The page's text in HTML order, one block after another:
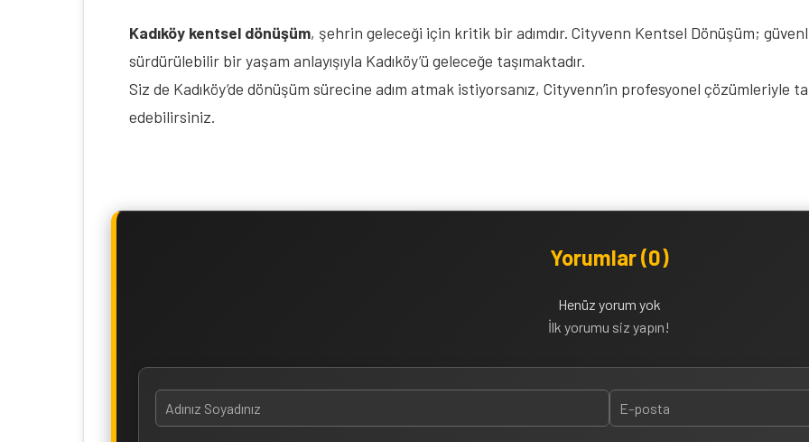
Kadıköy kentsel dönüşüm, şehrin geleceği için kritik bir adımdır. Cityvenn Kentsel Dönüşüm;
sürdürülebilir bir yaşam anlayışıyla Kadıköy’ü geleceğe taşımaktadır.
Siz de Kadıköy’de dönüşüm sürecine adım atmak istiyorsanız, Cityvenn’in profesyonel çözümleriyle
edebilirsiniz.
Yorumlar (0)
Henüz yorum yok
İlk yorumu siz yapın!